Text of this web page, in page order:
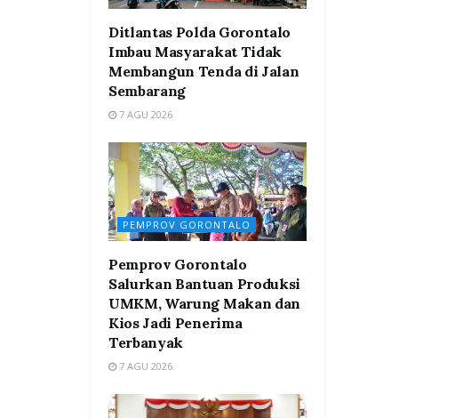
Ditlantas Polda Gorontalo
Imbau Masyarakat Tidak
Membangun Tenda di Jalan
Sembarang
7 AGU 2026
PEMPROV GORONTALO
Pemprov Gorontalo
Salurkan Bantuan Produksi
UMKM, Warung Makan dan
Kios Jadi Penerima
Terbanyak
7 AGU 2026